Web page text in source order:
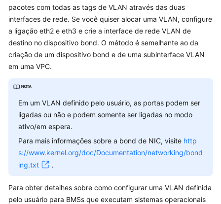
Rede
EIP
VPC
de
alta
velocidade
alta
avançada
pacotes com todas as tags de VLAN através das duas
interfaces de rede. Se você quiser alocar uma VLAN, configure
a ligação eth2 e eth3 e crie a interface de rede VLAN de
destino no dispositivo bond. O método é semelhante ao da
criação de um dispositivo bond e de uma subinterface VLAN
em uma VPC.
Em um VLAN definido pelo usuário, as portas podem ser
ligadas ou não e podem somente ser ligadas no modo
ativo/em espera.
Para mais informações sobre a bond de NIC, visite http
s://www.kernel.org/doc/Documentation/networking/bond
ing.txt
.
Para obter detalhes sobre como configurar uma VLAN definida
pelo usuário para BMSs que executam sistemas operacionais